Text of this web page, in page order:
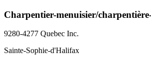
Charpentier-menuisier/
9280-4277 Quebec Inc.
Sainte-Sophie-d'Halifax